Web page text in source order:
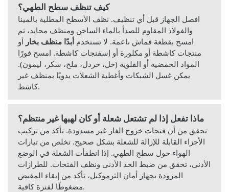
كيف تنظف سطح الطهي؟
افصل الجهاز قبل أي تنظيف. نظف الأسطح المطلية بالمينا
والفولاذ المقاوم للصدأ بالماء الساخن ومنظف محايد، ثم
امسح بقطعة قماش ناعمة. لا تستخدم أبدًا منظف بخار أو
منتجات كاشطة أو مكلورة أو إسفنجات كاشطة. امسح فورًا
المواد الحمضية أو القلوية (خل، خردل، ملح، سكر، ليمون).
يمكن غسل الشبكات وأغطية الشعلات يدويًا بمنظف غير
كاشط.
ماذا تفعل إذا لم تشتعل شعلة أو كان لهبها غير منتظم؟
تحقق من أن فتحات خروج الغاز غير مسدودة. تأكد من تركيب
الأجزاء القابلة للإزالة للشعلة بشكل صحيح. تخلص من تيارات
الهواء حول سطح الطهي. إذا انطفأت الشعلة في الوضع
الأدنى، تحقق من ضبط الحد الأدنى ونظف الفتحات. للطرازات
المزودة بجهاز أمان الثرموكبل، تأكد من إبقاء المقبض
مضغوطًا لفترة كافية.